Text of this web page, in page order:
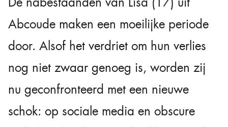
Abcoude maken een moeilijke periode
door. Alsof het verdriet om hun verlies
nog niet zwaar genoeg is, worden zij
nu geconfronteerd met een nieuwe
schok: op sociale media en obscure